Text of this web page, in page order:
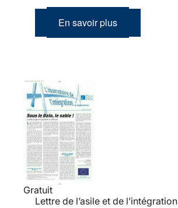
En savoir plus
Gratuit
Lettre de l’asile et de l’intégration